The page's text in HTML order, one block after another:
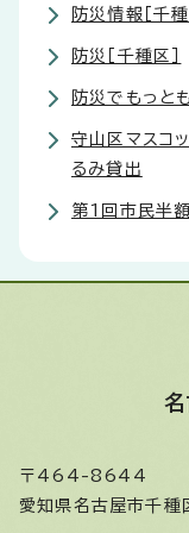
防災情報［千種
防災［千種区］
防災でもっと
守山区マスコッ
るみ貸出
第1回市民半
〒464-8644
愛知県名古屋市千